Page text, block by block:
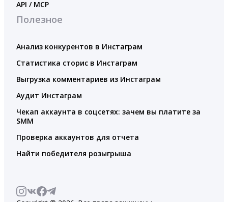
API / MCP
Полезное
Анализ конкурентов в Инстаграм
Статистика сторис в Инстаграм
Выгрузка комментариев из Инстаграм
Аудит Инстаграм
Чекап аккаунта в соцсетях: зачем вы платите за
SMM
Проверка аккаунтов для отчета
Найти победителя розыгрыша